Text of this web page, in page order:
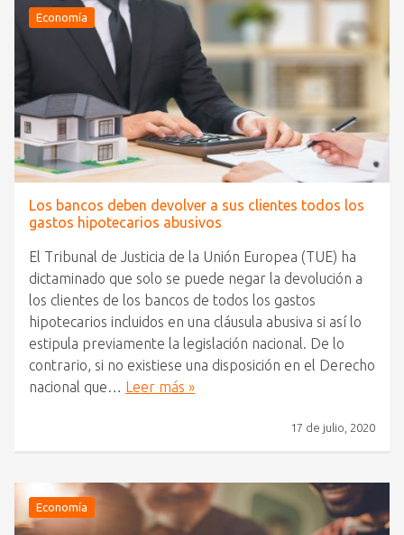
Economía
Los bancos deben devolver a sus clientes todos los
gastos hipotecarios abusivos
El Tribunal de Justicia de la Unión Europea (TUE) ha
dictaminado que solo se puede negar la devolución a
los clientes de los bancos de todos los gastos
hipotecarios incluidos en una cláusula abusiva si así lo
estipula previamente la legislación nacional. De lo
contrario, si no existiese una disposición en el Derecho
nacional que… Leer más »
17 de julio, 2020
Economía